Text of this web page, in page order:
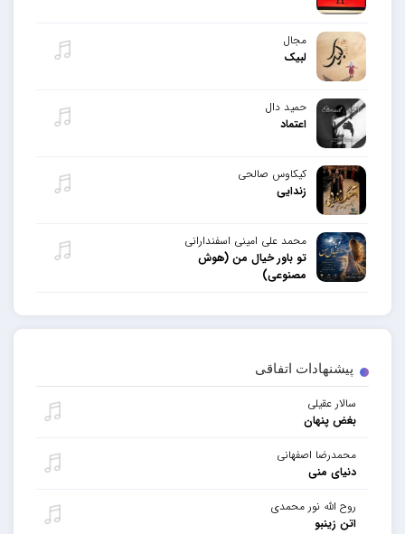
پیشنهادات اتفاقی
سالار عقیلی
بغض پنهان
محمدرضا اصفهانی
دنیای منی
روح الله نور محمدی
اتن زینبو
مجال
لبیک
حمید دال
اعتماد
کیکاوس صالحی
زندایی
محمد علی امینی اسفندارانی
تو باور خیال من (هوش
مصنوعی)